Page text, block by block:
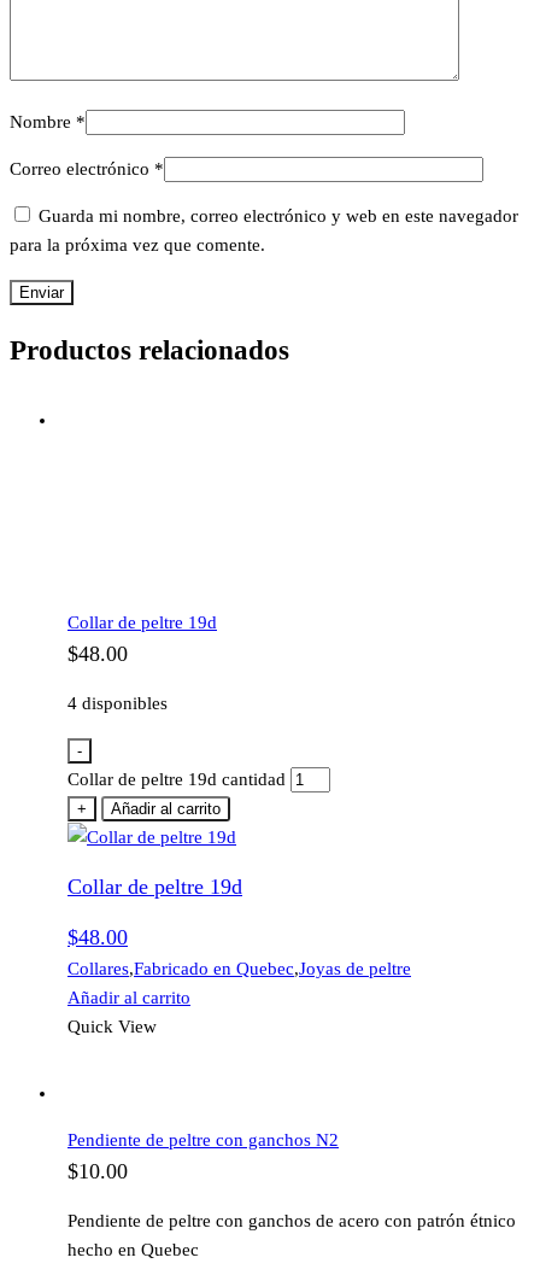
Nombre *
Correo electrónico *
Guarda mi nombre, correo electrónico y web en este navegador
para la próxima vez que comente.
Productos relacionados
Collar de peltre 19d
$48.00
4 disponibles
-
Collar de peltre 19d cantidad
+ Añadir al carrito
Collar de peltre 19d
$48.00
Collares,Fabricado en Quebec,Joyas de peltre
Añadir al carrito
Quick View
Pendiente de peltre con ganchos N2
$10.00
Pendiente de peltre con ganchos de acero con patrón étnico
hecho en Quebec